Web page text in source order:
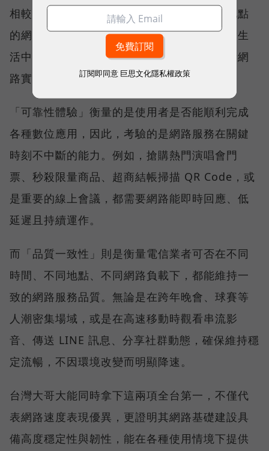
相較於傳統下載速度只反映單一時間、單一地點
的網路表現，這兩項指標更重視使用者在真實生
活中的整體體驗，因此也是最能反映電信業者網
路實力、最難取得的獎項。
「可靠性體驗」衡量的是使用者是否能順利完成
各種數位應用，因此，考驗的是網路服務在關鍵
時刻不中斷的能力。例如，搶購熱門演唱會門
票、秒殺限量商品、超商結帳掃描 QR Code，或
是重要的線上會議，都需要網路能即時回應、低
延遲且持續運作。
而「品質一致性」則是衡量電信業者可否在不同
時間、不同地點、不同網路負載下，都能維持一
致的網路服務品質。無論是在跨年晚會、球賽等
人潮密集場域，或是在高速移動時觀看串流影
音、傳送 LINE 訊息、分享社群動態，確保維持穩
定流暢，不因環境改變而明顯降速。
台灣大哥大能同時拿下這兩項全台第一，不僅代
表網路速度表現優異，更證明其網路基礎建設具
備高度穩定性與韌性，能在各種使用情境下提供
訂閱即同意 巨思文化隱私權政策